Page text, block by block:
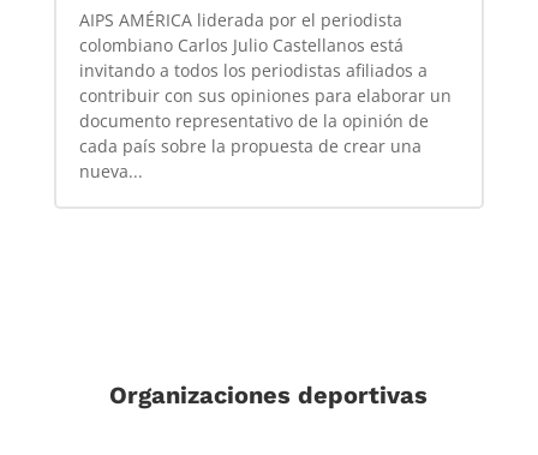
AIPS AMÉRICA liderada por el periodista
colombiano Carlos Julio Castellanos está
invitando a todos los periodistas afiliados a
contribuir con sus opiniones para elaborar un
documento representativo de la opinión de
cada país sobre la propuesta de crear una
nueva...
Organizaciones deportivas